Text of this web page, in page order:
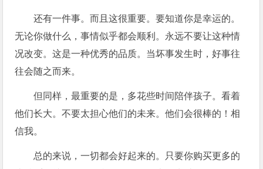
还有一件事。而且这很重要。要知道你是幸运的。
无论你做什么，事情似乎都会顺利。永远不要让这种情
况改变。这是一种优秀的品质。当坏事发生时，好事往
往会随之而来。
但同样，最重要的是，多花些时间陪伴孩子。看着
他们长大。不要太担心他们的未来。他们会很棒的！相
信我。
总的来说，一切都会好起来的。只要你购买更多的